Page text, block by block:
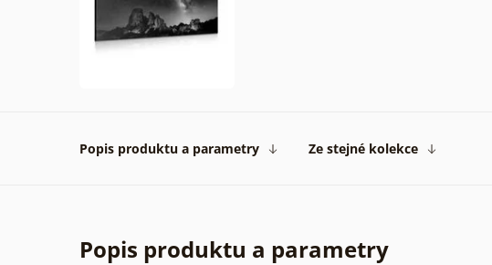
Popis produktu a parametry Ze stejné kolekce
Popis produktu a parametry